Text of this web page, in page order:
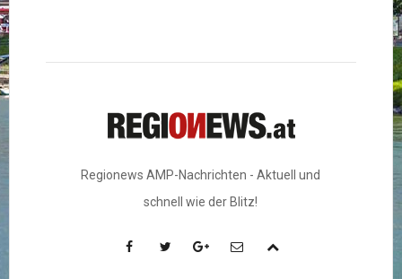
Regionews AMP-Nachrichten - Aktuell und
schnell wie der Blitz!